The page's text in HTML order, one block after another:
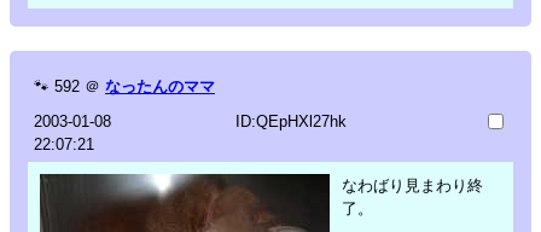
🐾 592 ＠ なったんのママ
2003-01-08
22:07:21
ID:QEpHXl27hk
なわばり見まわり終
了。